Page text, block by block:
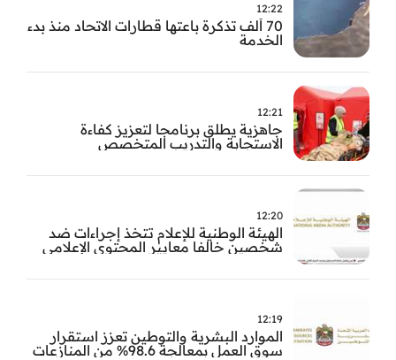
12:22
70 ألف تذكرة باعتها قطارات الاتحاد منذ بدء
الخدمة
12:21
جاهزية يطلق برنامجا لتعزيز كفاءة
الاستجابة والتدريب المتخصص
12:20
الهيئة الوطنية للإعلام تتخذ إجراءات ضد
شخصين خالفا معايير المحتوى الإعلامي
12:19
الموارد البشرية والتوطين تعزز استقرار
سوق العمل بمعالجة 98.6% من المنازعات